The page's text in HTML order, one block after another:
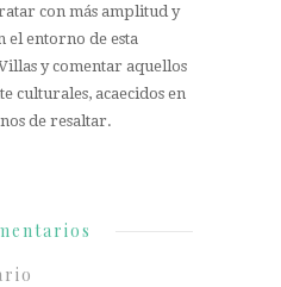
con más amplitud y
el entorno de esta
y comentar aquellos
culturales, acaecidos en
de resaltar.